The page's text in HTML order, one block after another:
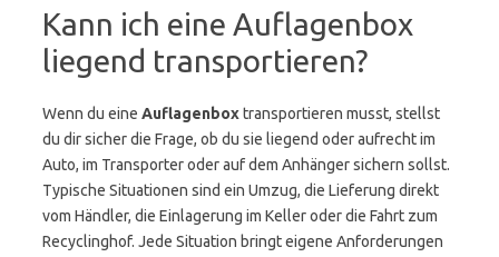
Kann ich eine Auflagenbox
liegend transportieren?
Wenn du eine Auflagenboxtransportieren musst, stellst
du dir sicher die Frage, ob du sie liegend oder aufrecht im
Auto, im Transporter oder auf dem Anhänger sichern sollst.
Typische Situationen sind ein Umzug, die Lieferung direkt
vom Händler, die Einlagerung im Keller oder die Fahrt zum
Recyclinghof. Jede Situation bringt eigene Anforderungen